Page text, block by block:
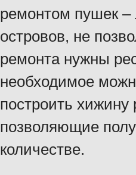
ремонтом пушек –
островов, не
ремонта нужны
необходимое
построить хижину
позволяющие
количестве.